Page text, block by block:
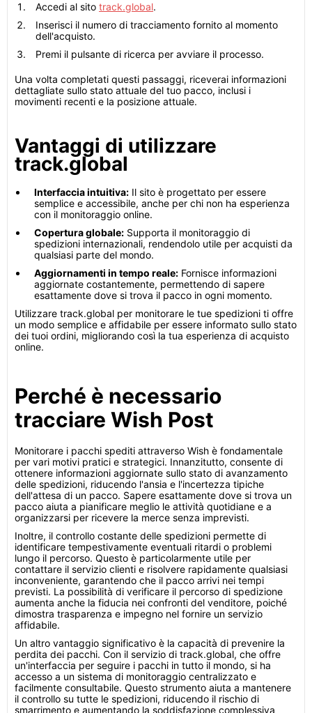
Accedi al sito track.global.
Inserisci il numero di tracciamento fornito al momento
dell'acquisto.
Premi il pulsante di ricerca per avviare il processo.
Una volta completati questi passaggi, riceverai informazioni
dettagliate sullo stato attuale del tuo pacco, inclusi i
movimenti recenti e la posizione attuale.
Vantaggi di utilizzare
track.global
Interfaccia intuitiva: Il sito è progettato per essere
semplice e accessibile, anche per chi non ha esperienza
con il monitoraggio online.
Copertura globale: Supporta il monitoraggio di
spedizioni internazionali, rendendolo utile per acquisti da
qualsiasi parte del mondo.
Aggiornamenti in tempo reale: Fornisce informazioni
aggiornate costantemente, permettendo di sapere
esattamente dove si trova il pacco in ogni momento.
Utilizzare track.global per monitorare le tue spedizioni ti offre
un modo semplice e affidabile per essere informato sullo stato
dei tuoi ordini, migliorando così la tua esperienza di acquisto
online.
Perché è necessario
tracciare Wish Post
Monitorare i pacchi spediti attraverso Wish è fondamentale
per vari motivi pratici e strategici. Innanzitutto, consente di
ottenere informazioni aggiornate sullo stato di avanzamento
delle spedizioni, riducendo l'ansia e l'incertezza tipiche
dell'attesa di un pacco. Sapere esattamente dove si trova un
pacco aiuta a pianificare meglio le attività quotidiane e a
organizzarsi per ricevere la merce senza imprevisti.
Inoltre, il controllo costante delle spedizioni permette di
identificare tempestivamente eventuali ritardi o problemi
lungo il percorso. Questo è particolarmente utile per
contattare il servizio clienti e risolvere rapidamente qualsiasi
inconveniente, garantendo che il pacco arrivi nei tempi
previsti. La possibilità di verificare il percorso di spedizione
aumenta anche la fiducia nei confronti del venditore, poiché
dimostra trasparenza e impegno nel fornire un servizio
affidabile.
Un altro vantaggio significativo è la capacità di prevenire la
perdita dei pacchi. Con il servizio di track.global, che offre
un'interfaccia per seguire i pacchi in tutto il mondo, si ha
accesso a un sistema di monitoraggio centralizzato e
facilmente consultabile. Questo strumento aiuta a mantenere
il controllo su tutte le spedizioni, riducendo il rischio di
smarrimento e aumentando la soddisfazione complessiva